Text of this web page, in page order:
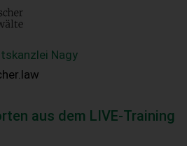
Nagy
aus dem LIVE-Training